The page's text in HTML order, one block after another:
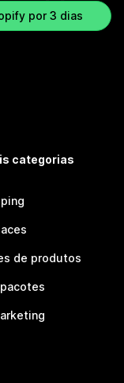
por 3 dias
categorias
de produtos